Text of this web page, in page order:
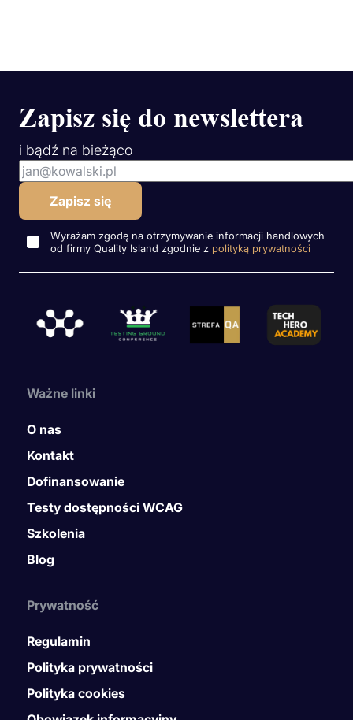
Zapisz się do newslettera
i bądź na bieżąco
Wyrażam zgodę na otrzymywanie informacji handlowych
od firmy Quality Island zgodnie z polityką prywatności
Ważne linki
O nas
Kontakt
Dofinansowanie
Testy dostępności WCAG
Szkolenia
Blog
Prywatność
Regulamin
Polityka prywatności
Polityka cookies